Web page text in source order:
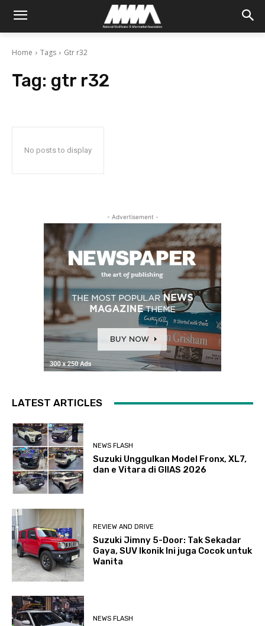
Home Tags Gtr r32
Tag: gtr r32
No posts to display
- Advertisement -
LATEST ARTICLES
NEWS FLASH
Suzuki Unggulkan Model Fronx, XL7,
dan e Vitara di GIIAS 2026
REVIEW AND DRIVE
Suzuki Jimny 5-Door: Tak Sekadar
Gaya, SUV Ikonik Ini juga Cocok untuk
Wanita
NEWS FLASH